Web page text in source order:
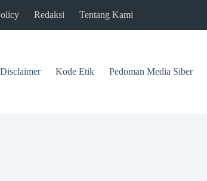
Redaksi Tentang Kami
Disclaimer Kode Etik Pedoman Media Siber